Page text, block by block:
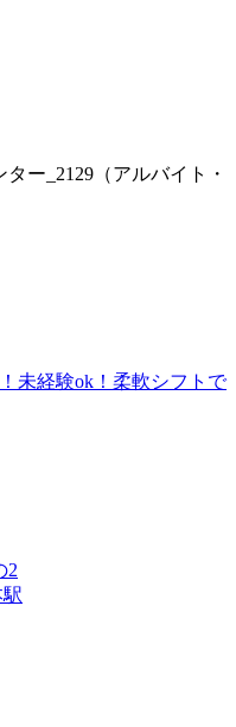
ー_2129（アルバイト・
未経験ok！柔軟シフトで
2